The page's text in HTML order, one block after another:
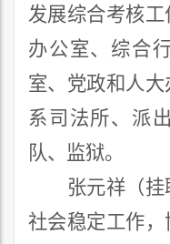
发展综合考核
办公室、 综合
室、 党政和人
系司法所、派
队、监狱。
张元祥（挂
社会稳定工作，